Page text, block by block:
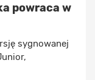
powraca w
sygnowanej